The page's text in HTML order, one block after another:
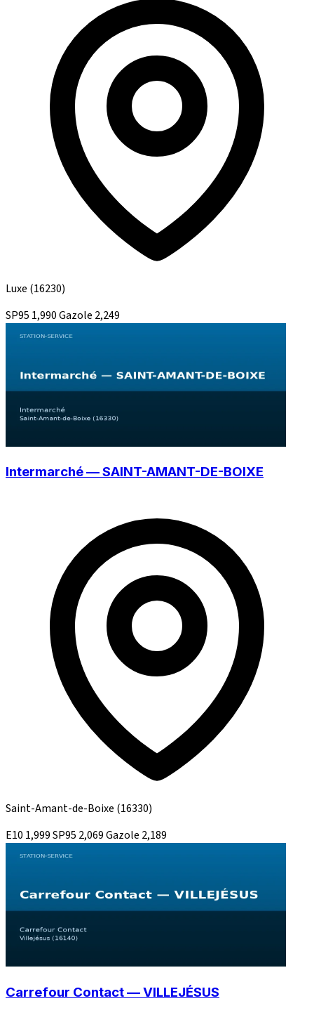
Luxe (16230)
SP95 1,990Gazole 2,249
Intermarché — SAINT-AMANT-DE-BOIXE
Saint-Amant-de-Boixe (16330)
E10 1,999SP95 2,069Gazole 2,189
Carrefour Contact — VILLEJÉSUS